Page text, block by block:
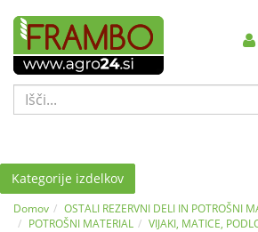
Nazaj en nivo
VRSTA 1
VRSTA 3
Nazaj en nivo
VRSTA 1
VRSTA 3
Nazaj en nivo
VRSTA 1
VRSTA 3
Kategorije izdelkov
Domov
OSTALI REZERVNI DELI IN POTROŠNI
POTROŠNI MATERIAL
VIJAKI, MATICE,